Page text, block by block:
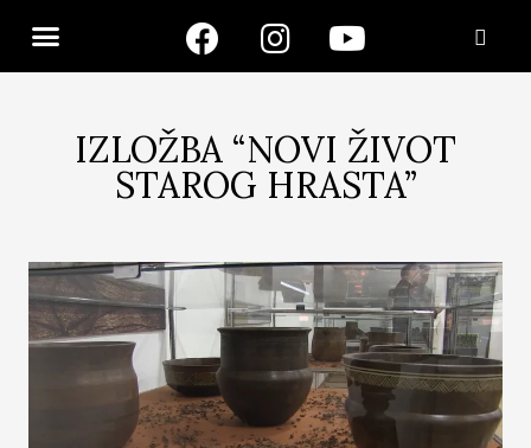
IZLOŽBA “NOVI ŽIVOT
STAROG HRASTA”